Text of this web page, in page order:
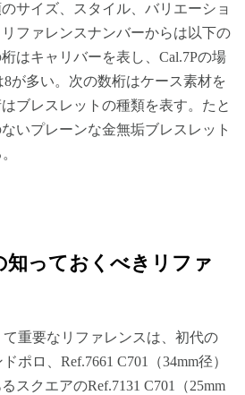
サイズ、スタイル、バリエーショ
ファレンスナンバーからは以下の
はキャリバーを表し、Cal.7Pの場
8が多い。次の数桁はケース素材を
ブレスレットの種類を表す。たと
いプレーンな金無垢ブレスレット
知っておくべきリファ
て重要なリファレンスは、初代の
ポロ、Ref.7661 C701（34mm径）
スクエアのRef.7131 C701（25mm